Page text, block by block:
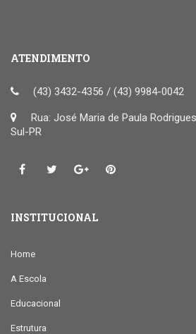
ATENDIMENTO
(43) 3432-4356 / (43) 9984-0042
Rua: José Maria de Paula
Sul-PR
INSTITUCIONAL
Home
A Escola
Educacional
Estrutura